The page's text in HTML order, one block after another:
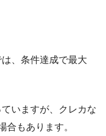
、条件達成で最大
いますが、クレカな
合もあります。